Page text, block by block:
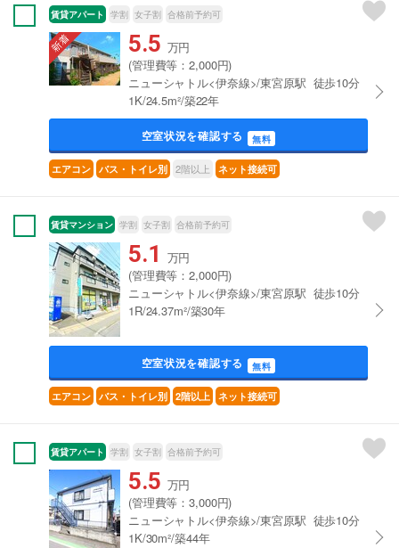
賃貸アパート 学割 女子割 合格前予約可
5.5 万円
(管理費等：2,000円)
ニューシャトル<伊奈線>/東宮原駅 徒歩10分
1K/24.5m²/築22年
空室状況を確認する 無料
エアコン バス・トイレ別 2階以上 ネット接続可
賃貸マンション 学割 女子割 合格前予約可
5.1 万円
(管理費等：2,000円)
ニューシャトル<伊奈線>/東宮原駅 徒歩10分
1R/24.37m²/築30年
空室状況を確認する 無料
エアコン バス・トイレ別 2階以上 ネット接続可
賃貸アパート 学割 女子割 合格前予約可
5.5 万円
(管理費等：3,000円)
ニューシャトル<伊奈線>/東宮原駅 徒歩10分
1K/30m²/築44年